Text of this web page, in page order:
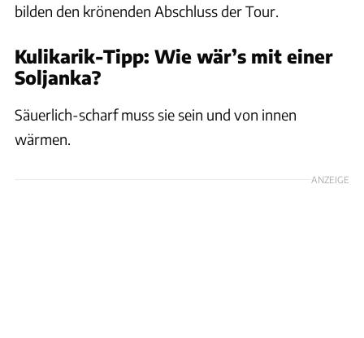
bilden den krönenden Abschluss der Tour.
Kulikarik-Tipp: Wie wär’s mit einer
Soljanka?
Säuerlich-scharf muss sie sein und von innen
wärmen.
ANZEIGE